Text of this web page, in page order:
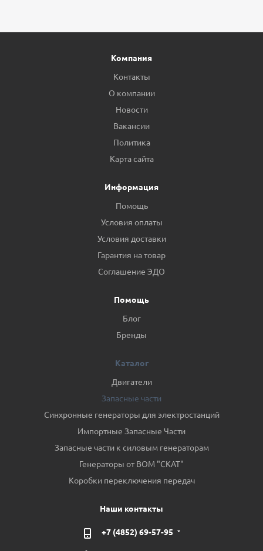
Компания
Контакты
О компании
Новости
Вакансии
Политика
Карта сайта
Информация
Помощь
Условия оплаты
Условия доставки
Гарантия на товар
Соглашение ЭДО
Помощь
Блог
Бренды
Каталог
Двигатели
Запасные части
Синхронные генераторы для электростанций
Импортные Запасные Части
Запасные части к силовым генераторам
Генераторы от ВОМ "СКАТ"
Коробки переключения передач
Наши контакты
+7 (4852) 69-57-95